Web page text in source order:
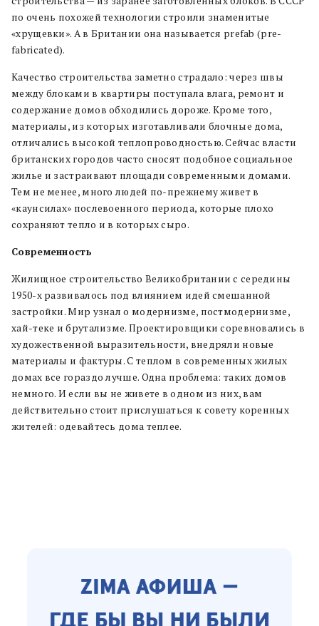
по очень похожей технологии строили знаменитые
«хрущевки». А в Британии она называется prefab (pre-
fabricated).
Качество строительства заметно страдало: через швы
между блоками в квартиры поступала влага, ремонт и
содержание домов обходились дороже. Кроме того,
материалы, из которых изготавливали блочные дома,
отличались высокой теплопроводностью. Сейчас власти
британских городов часто сносят подобное социальное
жилье и застраивают площади современными домами.
Тем не менее, много людей по-прежнему живет в
«каунсилах» послевоенного периода, которые плохо
сохраняют тепло и в которых сыро.
Современность
Жилищное строительство Великобритании с середины
1950-х развивалось под влиянием идей смешанной
застройки. Мир узнал о модернизме, постмодернизме,
хай-теке и брутализме. Проектировщики соревновались в
художественной выразительности, внедряли новые
материалы и фактуры. С теплом в современных жилых
домах все гораздо лучше. Одна проблема: таких домов
немного. И если вы не живете в одном из них, вам
действительно стоит прислушаться к совету коренных
жителей: одевайтесь дома теплее.